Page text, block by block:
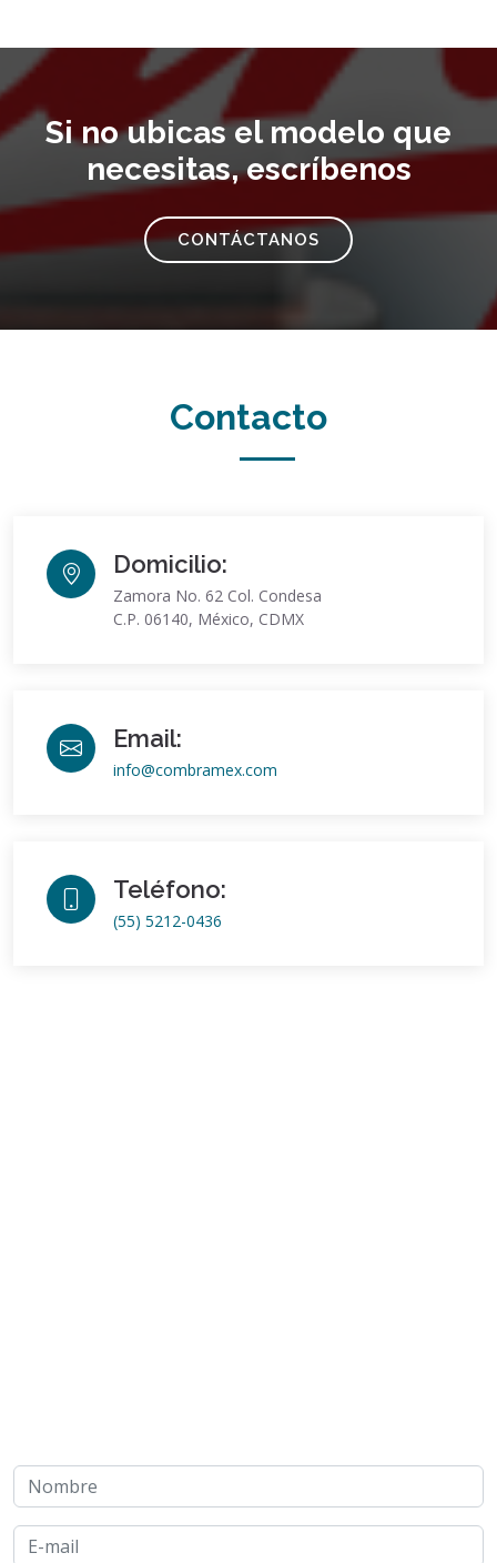
Si no ubicas el modelo que
necesitas, escríbenos
CONTÁCTANOS
Contacto
Domicilio:
Zamora No. 62 Col. Condesa
C.P. 06140, México, CDMX
Email:
info@combramex.com
Teléfono:
(55) 5212-0436